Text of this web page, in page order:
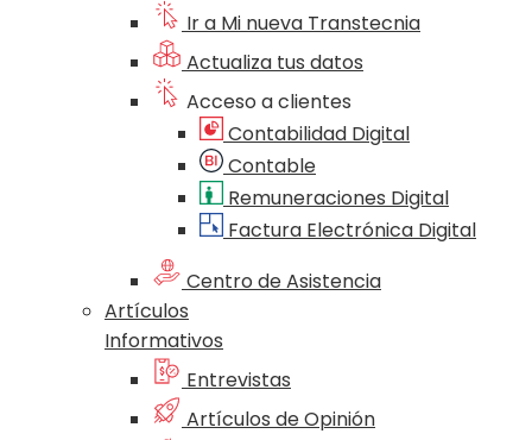
Ir a Mi nueva Transtecnia
Actualiza tus datos
Acceso a clientes
Contabilidad Digital
Contable
Remuneraciones Digital
Factura Electrónica Digital
Centro de Asistencia
Artículos
Informativos
Entrevistas
Artículos de Opinión